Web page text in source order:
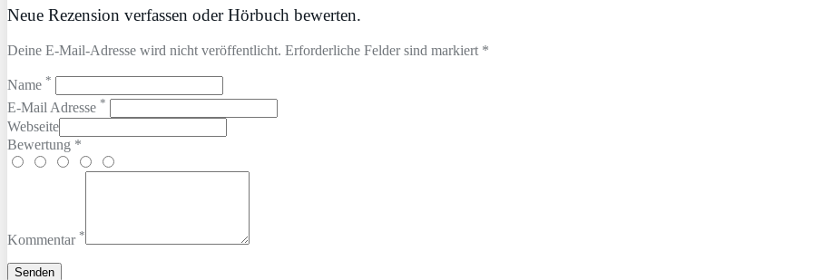
Neue Rezension verfassen oder Hörbuch bewerten.
Deine E-Mail-Adresse wird nicht veröffentlicht. Erforderliche Felder sind markiert *
Name *
E-Mail Adresse *
Webseite
Bewertung *
Kommentar *